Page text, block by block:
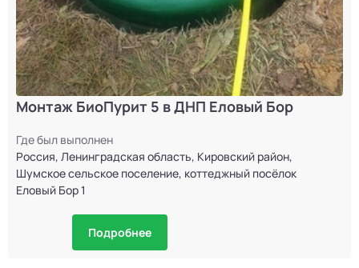
Монтаж БиоПурит 5 в ДНП Еловый Бор
Где был выполнен
Россия, Ленинградская область, Кировский район,
Шумское сельское поселение, коттеджный посёлок
Еловый Бор 1
Подробнее